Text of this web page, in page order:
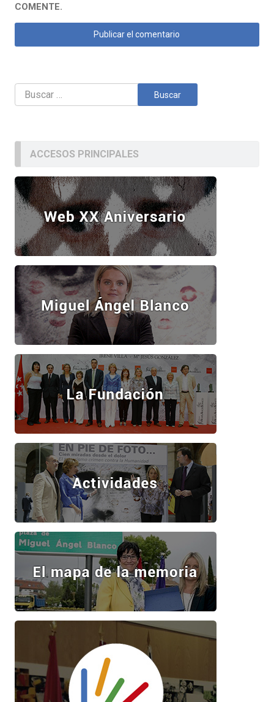
COMENTE.
Buscar:
ACCESOS PRINCIPALES